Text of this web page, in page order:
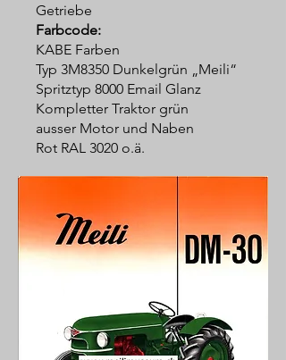
Getriebe
Farbcode:
KABE Farben
Typ 3M8350 Dunkelgrün „Meili“
Spritztyp 8000 Email Glanz
Kompletter Traktor grün
ausser Motor und Naben
Rot RAL 3020 o.ä.